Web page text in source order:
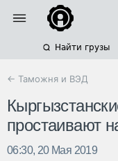
Найти грузы
← Таможня и ВЭД
простаивают
06:30, 20 Мая 2019